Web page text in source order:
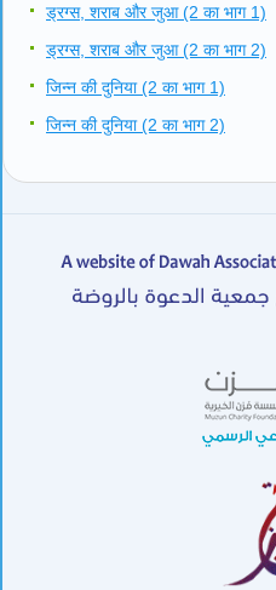
ड्रग्स, शराब और जुआ (2 का भाग 1)
ड्रग्स, शराब और जुआ (2 का भाग 2)
जिन्न की दुनिया (2 का भाग 1)
जिन्न की दुनिया (2 का भाग 2)